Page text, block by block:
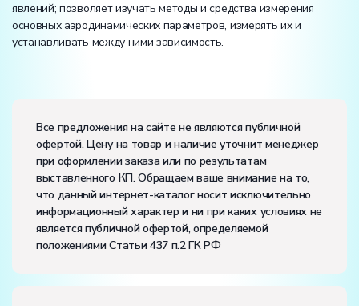
явлений; позволяет изучать методы и средства измерения
основных аэродинамических параметров, измерять их и
устанавливать между ними зависимость.
Размеры (Д x Ш x В):
Потребляемая мощность, В·А:2000
Электропитание:
напряжение, В:220
частота, Гц:50
Класс защиты от поражения электрическим током:
Диапазон рабочих температур, ˚С:+10…+35
Влажность, %:до 80
Все предложения на сайте не являются публичной
офертой. Цену на товар и наличие уточнит менеджер
при оформлении заказа или по результатам
выставленного КП. Обращаем ваше внимание на то,
что данный интернет-каталог носит исключительно
информационный характер и ни при каких условиях не
является публичной офертой, определяемой
положениями Статьи 437 п.2 ГК РФ